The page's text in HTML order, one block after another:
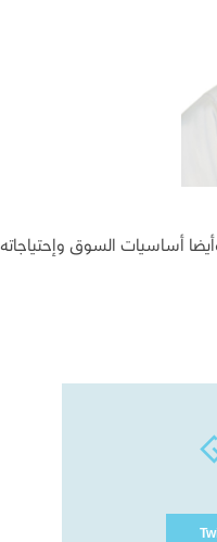
أساسيات السوق وإحتياجاته